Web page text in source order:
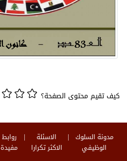
كيف تقيم محتوى الصفحة؟
مدونة السلوك
الوظيفي
الاسئلة
الاكثر تكرارا
روابط
مفيدة